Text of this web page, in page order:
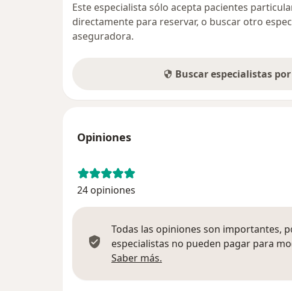
Este especialista sólo acepta pacientes
directamente para reservar, o buscar otro
aseguradora.
Buscar especialistas
Opiniones
24 opiniones
Todas las opiniones son importantes,
especialistas no pueden pagar para
Saber más.